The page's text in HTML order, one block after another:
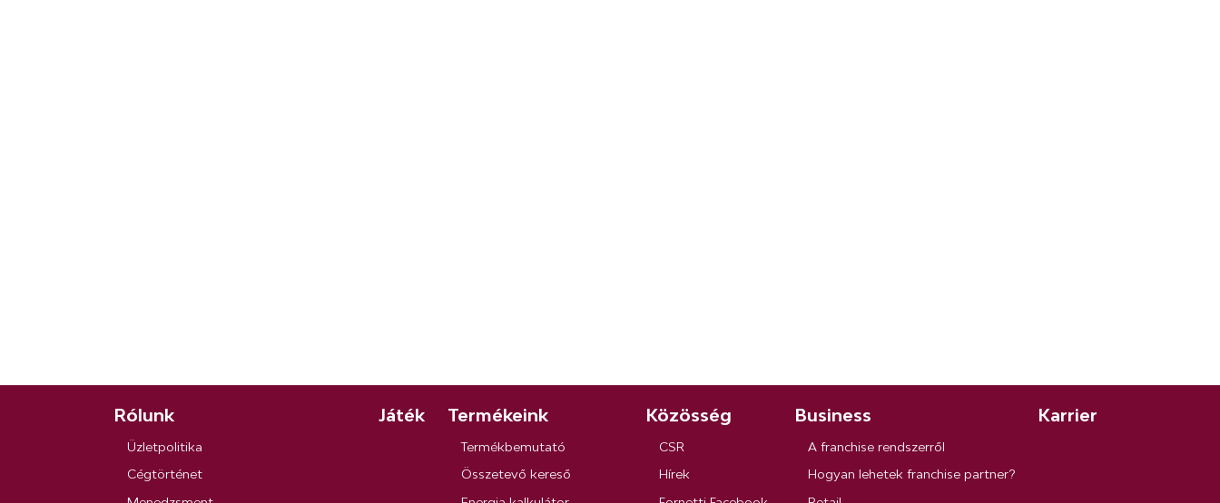
Rólunk
Üzletpolitika
Cégtörténet
Játék Termékeink
Termékbemutató
Összetevő kereső
Közösség
CSR
Hírek
Business
A franchise rendszerről
Hogyan lehetek franchise partner?
Karrier